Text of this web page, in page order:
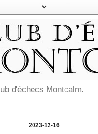
d'échecs Montcalm.
2023-12-16